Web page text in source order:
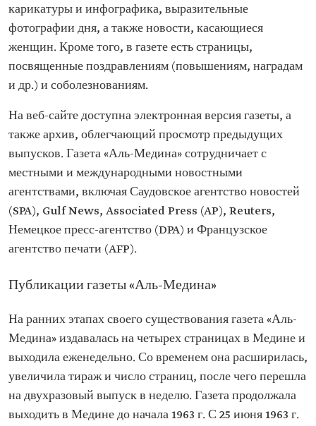
карикатуры и инфографика, выразительные
фотографии дня, а также новости, касающиеся
женщин. Кроме того, в газете есть страницы,
посвященные поздравлениям (повышениям, наградам
и др.) и соболезнованиям.
На веб-сайте доступна электронная версия газеты, а
также архив, облегчающий просмотр предыдущих
выпусков. Газета «Аль-Медина» сотрудничает с
местными и международными новостными
агентствами, включая Саудовское агентство новостей
(SPA), Gulf News, Associated Press (AP), Reuters,
Немецкое пресс-агентство (DPA) и Французское
агентство печати (AFP).
Публикации газеты «Аль-Медина»
На ранних этапах своего существования газета «Аль-
Медина» издавалась на четырех страницах в Медине и
выходила еженедельно. Со временем она расширилась,
увеличила тираж и число страниц, после чего перешла
на двухразовый выпуск в неделю. Газета продолжала
выходить в Медине до начала 1963 г. С 25 июня 1963 г.